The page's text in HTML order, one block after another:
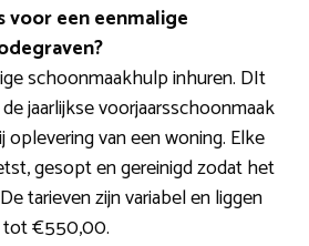
voor een eenmalige
schoonmaakhulp inhuren. DIt
jaarlijkse voorjaarsschoonmaak
van een woning. Elke
gesopt en gereinigd zodat het
tarieven zijn variabel en liggen
€550,00.